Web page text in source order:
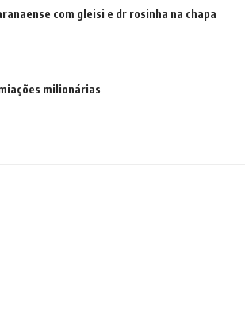
com gleisi e dr rosinha na chapa
milionárias